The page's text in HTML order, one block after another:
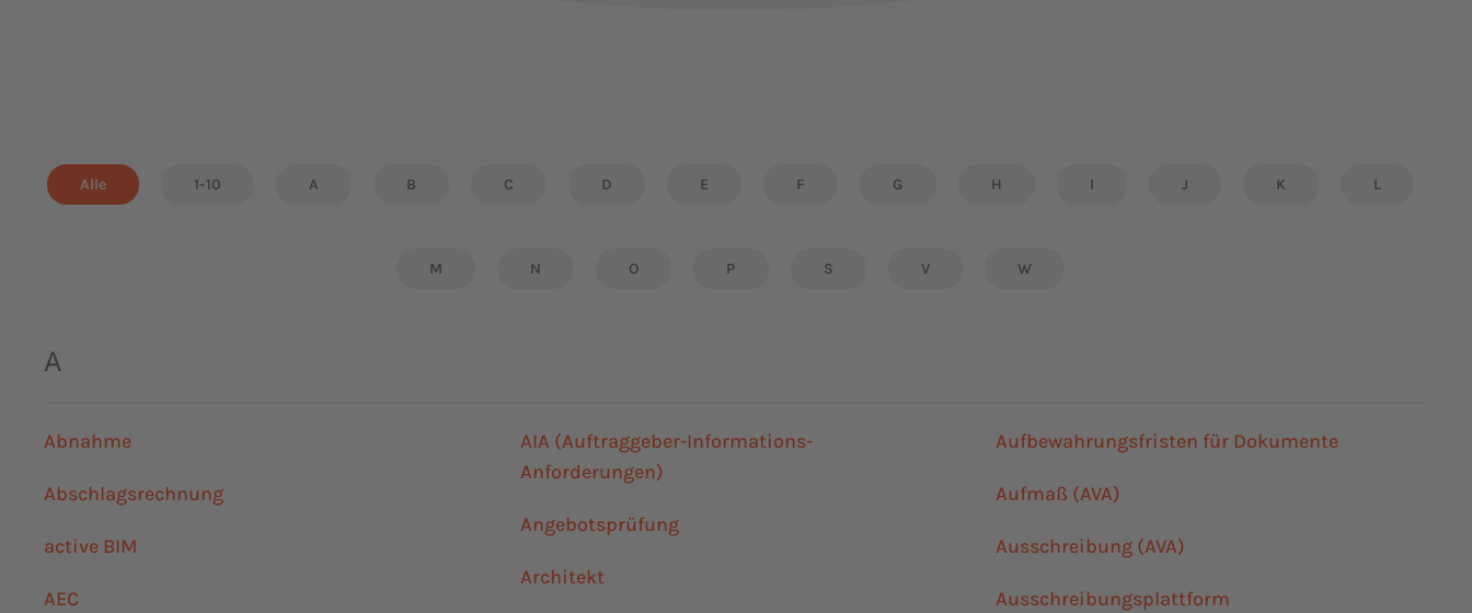
Alle 1-10 A B C D E F G H I J K L
M N O P S V W
A
Abnahme
Abschlagsrechnung
active BIM
AEC
AIA (Auftraggeber-Informations-
Anforderungen)
Angebotsprüfung
Architekt
Aufbewahrungsfristen für Dokumente
Aufmaß (AVA)
Ausschreibung (AVA)
Ausschreibungsplattform